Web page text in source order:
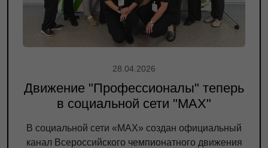
28.04.2026
Движение "Профессионалы" теперь
в социальной сети "МАХ"
В социальной сети «МАХ» создан официальный
канал Всероссийского чемпионатного движения